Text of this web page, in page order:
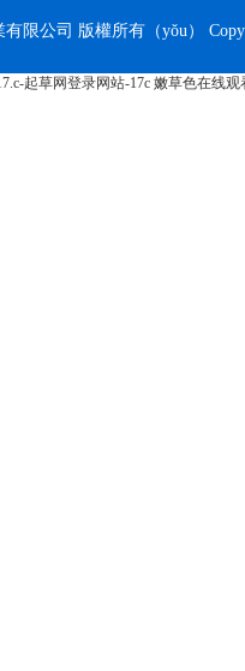
限公司 版權所有（yǒu）
起草网登录网站-17c 嫩草色在线观